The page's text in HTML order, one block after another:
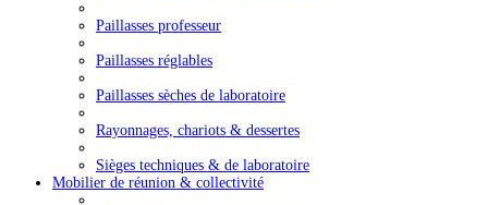
Paillasses professeur
Paillasses réglables
Paillasses sèches de laboratoire
Rayonnages, chariots & dessertes
Sièges techniques & de laboratoire
Mobilier de réunion & collectivité